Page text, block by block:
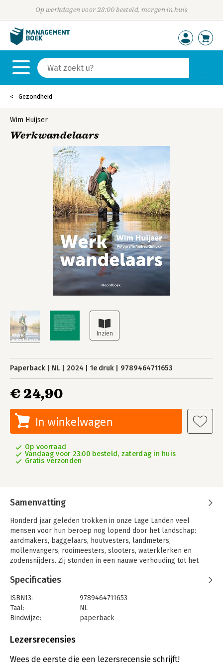
Op werkdagen voor 23:00 besteld, morgen in huis
Gezondheid
Wim Huijser
Werkwandelaars
Paperback NL 2024 1e druk 9789464711653
€ 24,90
In winkelwagen
Op voorraad
Vandaag voor 23:00 besteld, zaterdag in huis
Gratis verzonden
Samenvatting
Honderd jaar geleden trokken in onze Lage Landen veel
mensen voor hun beroep nog lopend door het landschap:
aardmakers, baggelaars, houtvesters, landmeters,
mollenvangers, rooimeesters, slooters, waterklerken en
zodensnijders. Zij stonden in een nauwe verhouding tot het
op hun eigen manier te lezen als een boek. Mechanisatie,
veel lopend werk overbodig gemaakt.
Inmiddels zijn de meesten van deze ‘werkwandelaars’
geworden. De helft van werkend Nederland heeft een zittend
over ons landschap verloren gegaan. Tegelijk heeft onze
Specificaties
ISBN13:
9789464711653
Taal:
NL
Bindwijze:
paperback
Uitgever:
Verschijningsdatum:
2-4-2024
Lezersrecensies
Wees de eerste die een lezersrecensie schrijft!